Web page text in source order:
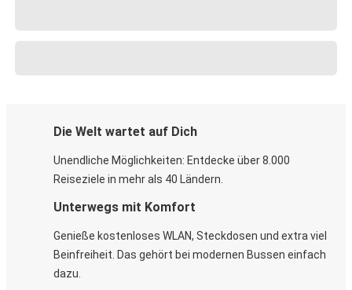
Die Welt wartet auf Dich
Unendliche Möglichkeiten: Entdecke über 8.000
Reiseziele in mehr als 40 Ländern.
Unterwegs mit Komfort
Genieße kostenloses WLAN, Steckdosen und extra viel
Beinfreiheit. Das gehört bei modernen Bussen einfach
dazu.